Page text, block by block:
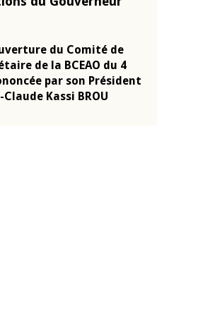
du Comité de
de la BCEAO du 4
par son Président
Kassi BROU